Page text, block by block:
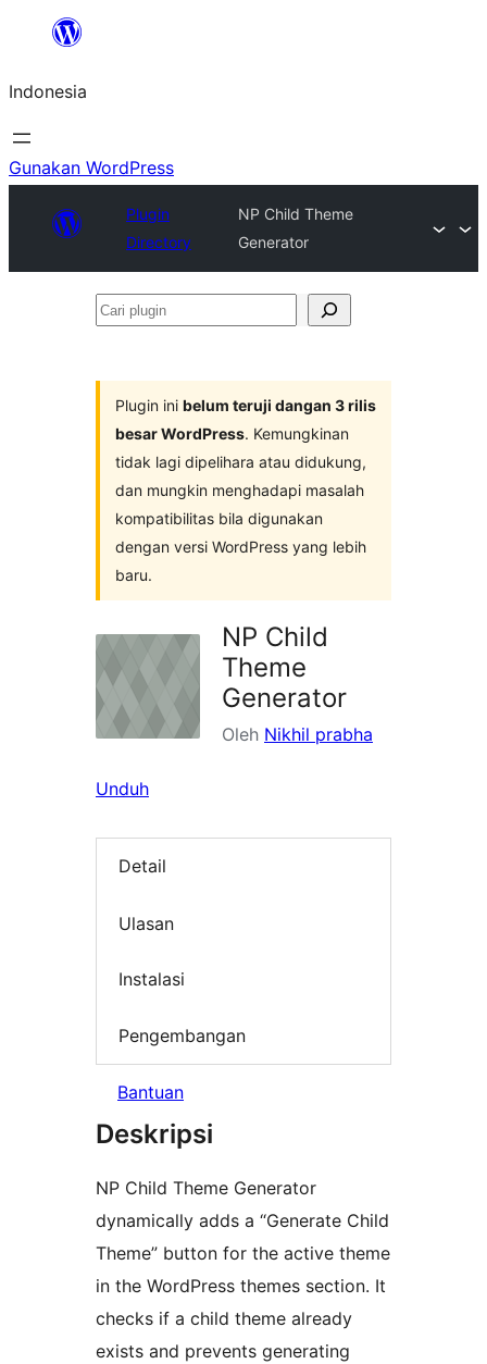
Lewati
konten
Indonesia
Gunakan WordPress
Plugin
Directory
NP Child Theme
Generator
Cari
Plugin ini belum teruji dangan 3 rilis
besar WordPress. Kemungkinan
tidak lagi dipelihara atau didukung,
dan mungkin menghadapi masalah
kompatibilitas bila digunakan
dengan versi WordPress yang lebih
baru.
NP Child
Theme
Generator
Oleh Nikhil prabha
Unduh
Detail
Ulasan
Instalasi
Pengembangan
Bantuan
Deskripsi
NP Child Theme Generator
dynamically adds a “Generate Child
Theme” button for the active theme
in the WordPress themes section. It
checks if a child theme already
exists and prevents generating